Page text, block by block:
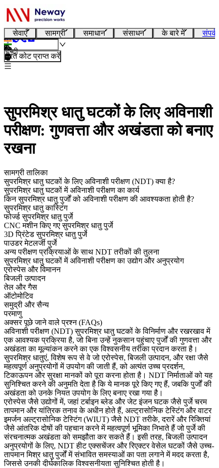
सेवाएँ सामग्री समाधान संसाधन के बारे में
हिन्दी
तुरंत कोट प्राप्त करें
सुपरमिश्र धातु घटकों के लिए अविनाशी
परीक्षण: गुणवत्ता और अखंडता को बनाए
रखना
सामग्री तालिका
सुपरमिश्र धातु घटकों के लिए अविनाशी परीक्षण (NDT) क्या है?
सुपरमिश्र धातु घटकों में अविनाशी परीक्षण का कार्य
किन सुपरमिश्र धातु पुर्जों को अविनाशी परीक्षण की आवश्यकता होती है?
सुपरमिश्र धातु कास्टिंग
फोर्ज्ड सुपरमिश्र धातु पुर्जे
CNC मशीन किए गए सुपरमिश्र धातु पुर्जे
3D प्रिंटेड सुपरमिश्र धातु पुर्जे
पाउडर मेटलर्जी पुर्जे
अन्य परीक्षण प्रक्रियाओं के साथ NDT तरीकों की तुलना
सुपरमिश्र धातु घटकों में अविनाशी परीक्षण का उद्योग और अनुप्रयोग
एरोस्पेस और विमानन
बिजली उत्पादन
तेल और गैस
ऑटोमोटिव
समुद्री और सैन्य
परमाणु
अक्सर पूछे जाने वाले प्रश्न (FAQs)
अविनाशी परीक्षण (NDT) सुपरमिश्र धातु घटकों के विनिर्माण और रखरखाव में
एक आवश्यक प्रक्रिया है, जो बिना उन्हें नुकसान पहुंचाए पुर्जों की गुणवत्ता और
अखंडता का मूल्यांकन करने का एक विश्वसनीय तरीका प्रदान करता है।
सुपरमिश्र धातुएं, विशेष रूप से वे जोएरोस्पेस,बिजली उत्पादन, औररक्षाजैसे
महत्वपूर्ण अनुप्रयोगों में उपयोग की जाती हैं, को अत्यंत उच्च प्रदर्शन,
टिकाऊपन और सुरक्षा मानकों को पूरा करना होता है। NDT निर्माताओं को यह
सुनिश्चित करने की अनुमति देता है कि ये मानक पूरे किए गए हैं, जबकि पुर्जों की
अखंडता को उनके नियत उपयोग के लिए बनाए रखा गया है।
एरोस्पेस जैसे उद्योगों में, जहां टर्बाइन ब्लेड औरजेट इंजन घटकजैसे पुर्जे चरम
तापमान और यांत्रिक तनाव के अधीन होते हैं, अल्ट्रासोनिक टेस्टिंग और वाटर
इमर्जन अल्ट्रासोनिक टेस्टिंग (WIUT) जैसे NDT तरीके, दरारें और रिक्तियां
जैसे आंतरिक दोषों की पहचान करने में महत्वपूर्ण भूमिका निभाते हैं जो पुर्जे की
संरचनात्मक अखंडता को समझौता कर सकते हैं। इसी तरह,बिजली उत्पादन
अनुप्रयोगोंके लिए, NDT हीट एक्सचेंजर और रिएक्टर वेसेल घटकों जैसे उच्च-
तापमान मिश्र धातु पुर्जों में संभावित समस्याओं का पता लगाने में मदद करता है,
जिससे उनकी दीर्घकालिक विश्वसनीयता सुनिश्चित होती है।